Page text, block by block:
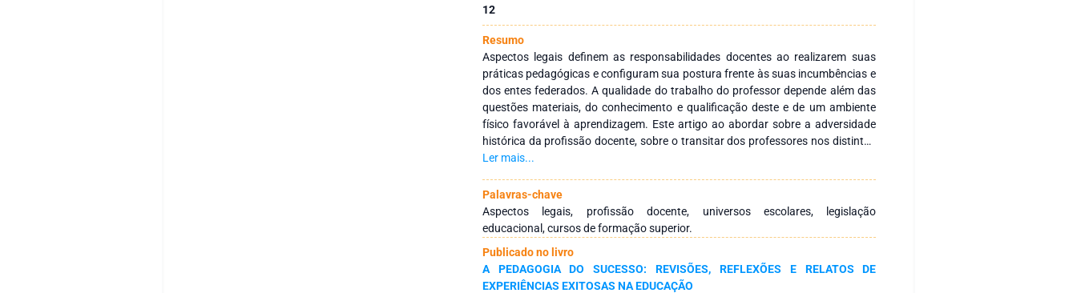
12
Resumo
Aspectos legais definem as responsabilidades docentes ao realizarem suas
práticas pedagógicas e configuram sua postura frente às suas incumbências e
dos entes federados. A qualidade do trabalho do professor depende além das
questões materiais, do conhecimento e qualificação deste e de um ambiente
físico favorável à aprendizagem. Este artigo ao abordar sobre a adversidade
histórica da profissão docente, sobre o transitar dos professores nos distintos
universos das escolas públicas e particulares, destacar as escolas cívico-
no quesito rendimento e ao apresentar a qualidade dos cursos de formação
superior em Pedagogia; revela o hiato entre o docente, o saber e o fazer
docente e a legislação educacional. Ter conhecimento sobre o conjunto de leis
acerca do sistema educacional brasileiro é fator primordial para compreender
os limites de atuação da instituição e dos demais atores envolvidos no
processo educativo.
Ler mais...
Palavras-chave
Aspectos legais, profissão docente, universos escolares, legislação
educacional, cursos de formação superior.
Publicado no livro
A PEDAGOGIA DO SUCESSO: REVISÕES, REFLEXÕES E RELATOS DE
EXPERIÊNCIAS EXITOSAS NA EDUCAÇÃO